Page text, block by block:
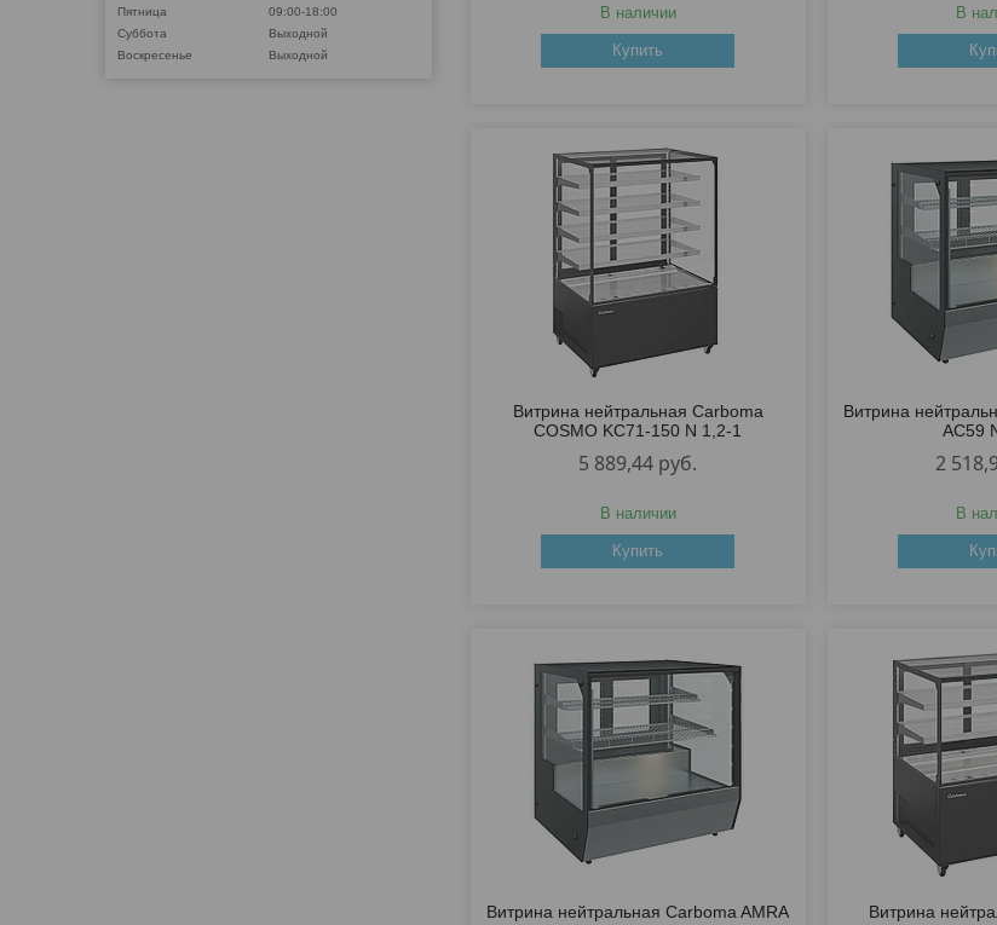
В наличии
Купить
В
Витрина нейтральная Carboma
COSMO KC71-150 N 1,2-1
5 889,44 руб.
В наличии
Купить
Витрина
AC59
2
В
Витрина нейтральная Carboma AMRA
Витрина
Пятница
09:00-18:00
Суббота
Выходной
Воскресенье
Выходной